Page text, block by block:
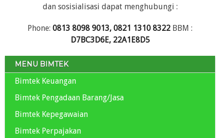
dan sosisialisasi dapat menghubungi :
Phone: 0813 8098 9013, 0821 1310 8322 BBM :
D7BC3D6E, 22A1E8D5
MENU BIMTEK
Bimtek Keuangan
Bimtek Pengadaan Barang/Jasa
Bimtek Kepegawaian
Bimtek Perpajakan